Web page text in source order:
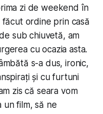
zi de weekend în
făcut ordine prin casă
sub chiuvetă, am
cu ocazia asta.
s-a dus, ironic,
și cu furtuni
zis că seara vom
un film, să ne